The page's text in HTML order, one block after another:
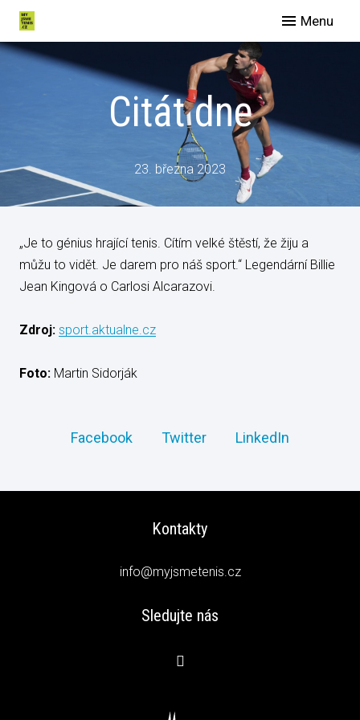
Menu
O nás
Citát dne
23. března 2023
„Je to génius hrající tenis. Cítím velké štěstí, že žiju a
můžu to vidět. Je darem pro náš sport.“ Legendární Billie
Jean Kingová o Carlosi Alcarazovi.
Zdroj: sport.aktualne.cz
Foto: Martin Sidorják
Facebook Twitter LinkedIn
Kontakty
info@myjsmetenis.cz
Sledujte nás